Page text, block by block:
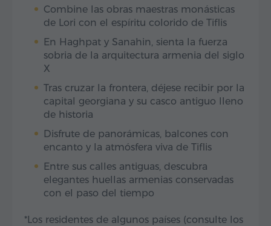
Combine las obras maestras monásticas
de Lori con el espíritu colorido de Tiflis
En Haghpat y Sanahin, sienta la fuerza
sobria de la arquitectura armenia del siglo
X
Tras cruzar la frontera, déjese recibir por la
capital georgiana y su casco antiguo lleno
de historia
Disfrute de panorámicas, balcones con
encanto y la atmósfera viva de Tiflis
Entre sus calles antiguas, descubra
elegantes huellas armenias conservadas
con el paso del tiempo
*Los residentes de algunos países (consulte los